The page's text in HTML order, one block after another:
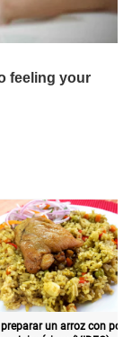
un arroz con pollo